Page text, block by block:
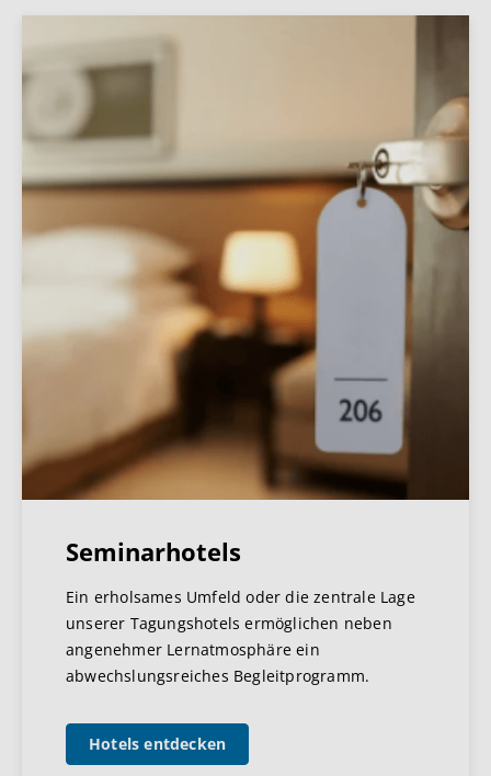
Seminarhotels
Ein erholsames Umfeld oder die zentrale Lage
unserer Tagungshotels ermöglichen neben
angenehmer Lernatmosphäre ein
abwechslungsreiches Begleitprogramm.
Hotels entdecken